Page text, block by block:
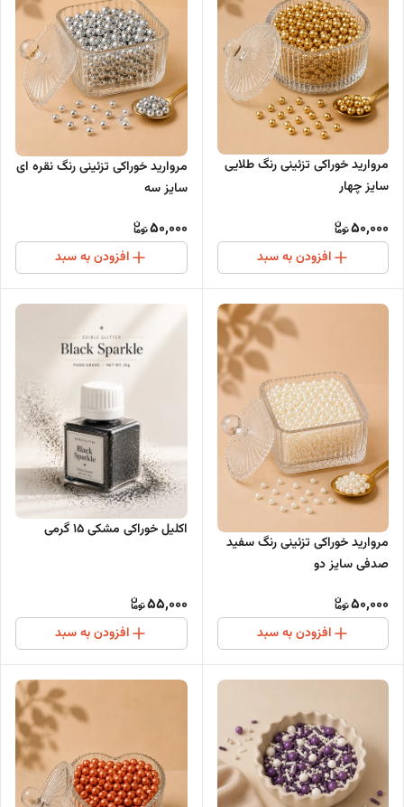
مروارید خوراکی تزئینی رنگ طلایی
سایز چهار
50,000
افزودن به سبد
مروارید خوراکی تزئینی رنگ نقره ای
سایز سه
50,000
افزودن به سبد
مروارید خوراکی تزئینی رنگ سفید
صدفی سایز دو
50,000
افزودن به سبد
اکلیل خوراکی مشکی 15 گرمی
55,000
افزودن به سبد